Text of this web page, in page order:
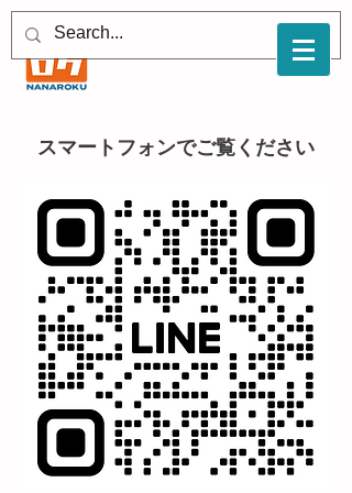
スマートフォンでご覧ください